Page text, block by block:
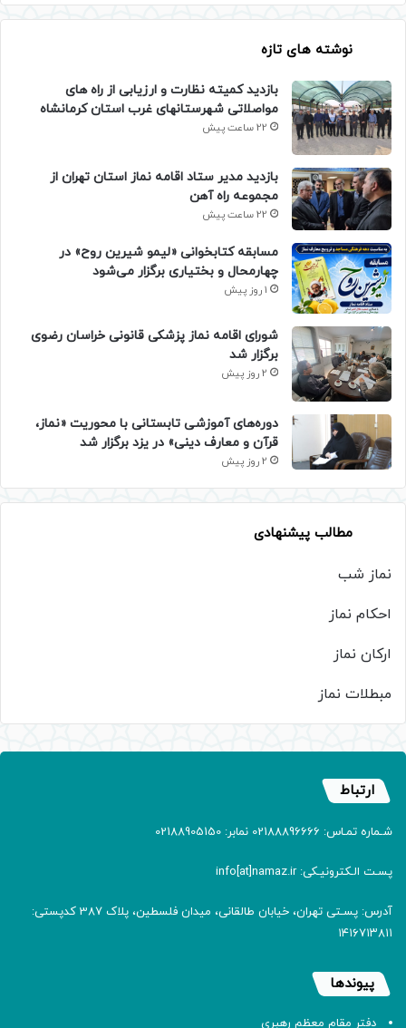
نوشته های تازه
بازدید کمیته نظارت و ارزیابی از راه های
مواصلاتی شهرستانهای غرب استان کرمانشاه
22 ساعت پیش
بازدید مدیر ستاد اقامه نماز استان تهران از
مجموعه راه آهن
22 ساعت پیش
مسابقه کتابخوانی «لیمو شیرین روح» در
چهارمحال و بختیاری برگزار می‌شود
1 روز پیش
شورای اقامه نماز پزشکی قانونی خراسان رضوی
برگزار شد
2 روز پیش
دوره‌های آموزشی تابستانی با محوریت «نماز،
قرآن و معارف دینی» در یزد برگزار شد
2 روز پیش
مطالب پیشنهادی
نماز شب
احکام نماز
ارکان نماز
مبطلات نماز
ارتباط
شـماره تمـاس: 02188896666 نمابر: 02188905150
پسـت الـکترونیـکی: info[at]namaz.ir
آدرس: پسـتی تهران، خیابان طالقانی، میدان فلسطین، پلاک 387 کدپستی:
۱۴۱۶۷۱۳۸۱۱
پیوندها
دفتر مقام معظم رهبری